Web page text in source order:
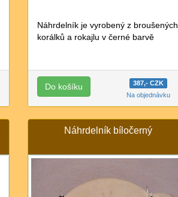
Náhrdelník je vyrobený z broušených
korálků a rokajlu v černé barvě
387,- CZK
Na objednávku
Náhrdelník bíločerný